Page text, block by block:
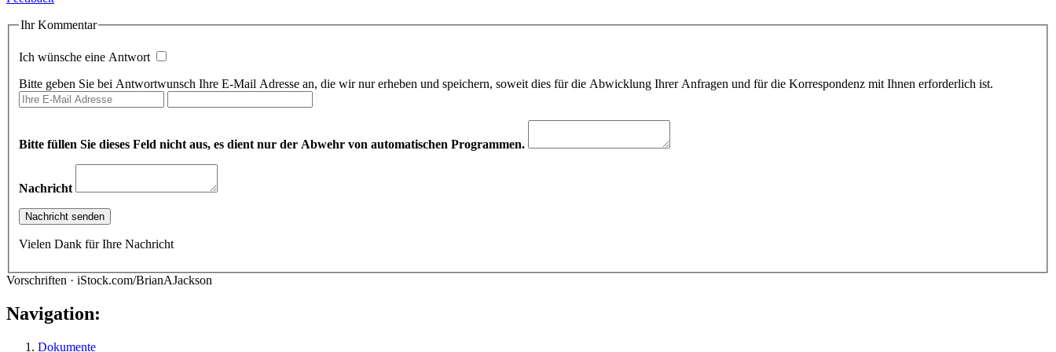
Ihr Kommentar
Ich wünsche eine Antwort
Bitte geben Sie bei Antwortwunsch Ihre E-Mail Adresse an, die wir nur erheben und speichern, soweit dies für die Abwicklung Ihrer Anfragen und für die Korrespondenz mit Ihnen erforderlich ist.
Bitte füllen Sie dieses Feld nicht aus, es dient nur der Abwehr von automatischen Programmen.
Nachricht
Vielen Dank für Ihre Nachricht
Vorschriften · iStock.com/BrianAJackson
Navigation:
Dokumente